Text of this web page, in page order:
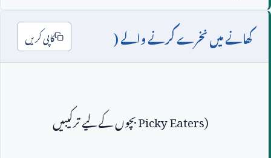
کھانے میں نخرے کرنے والے ( کاپی کریں
Picky Eaters)